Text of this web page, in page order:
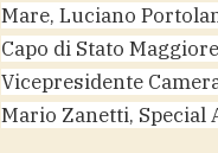
Mare, Luciano
Capo di Stato
Vicepresidente
Mario Zanetti, Special